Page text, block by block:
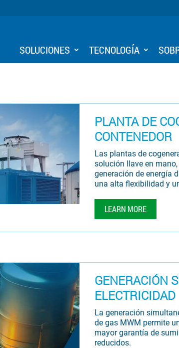
SOLUCIONES TECNOLOGÍA
PLANTA DE
CONTENEDOR
Las plantas de
solución llave en
generación de energía
una alta flexibilidad y
LEARN MORE
GENERACIÓN
ELECTRICIDAD
La generación
de gas MWM permite
mayor garantía de
reducidos.